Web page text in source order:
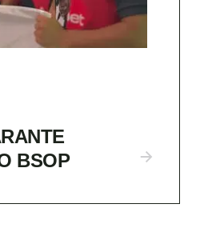
BSOP